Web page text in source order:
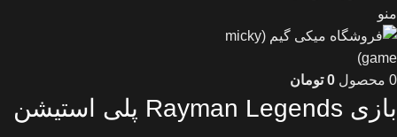
منو
0 محصول 0 تومان
بازی Rayman Legends پلی استیشن